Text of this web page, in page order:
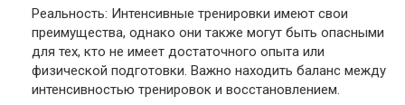
Реальность: Интенсивные тренировки имеют свои
преимущества, однако они также могут быть опасными
для тех, кто не имеет достаточного опыта или
физической подготовки. Важно находить баланс между
интенсивностью тренировок и восстановлением.